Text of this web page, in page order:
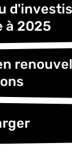
à 2025